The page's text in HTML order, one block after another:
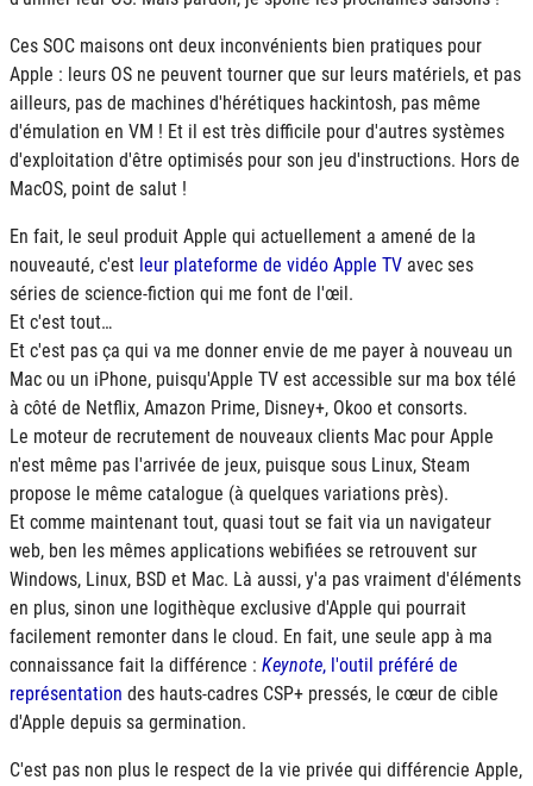
Ces SOC maisons ont deux inconvénients bien pratiques pour
Apple : leurs OS ne peuvent tourner que sur leurs matériels, et pas
ailleurs, pas de machines d'hérétiques hackintosh, pas même
d'émulation en VM ! Et il est très difficile pour d'autres systèmes
d'exploitation d'être optimisés pour son jeu d'instructions. Hors de
MacOS, point de salut !
En fait, le seul produit Apple qui actuellement a amené de la
nouveauté, c'est leur plateforme de vidéo Apple TV avec ses
séries de science-fiction qui me font de l'œil.
Et c'est tout…
Et c'est pas ça qui va me donner envie de me payer à nouveau un
Mac ou un iPhone, puisqu'Apple TV est accessible sur ma box télé
à côté de Netflix, Amazon Prime, Disney+, Okoo et consorts.
Le moteur de recrutement de nouveaux clients Mac pour Apple
n'est même pas l'arrivée de jeux, puisque sous Linux, Steam
propose le même catalogue (à quelques variations près).
Et comme maintenant tout, quasi tout se fait via un navigateur
web, ben les mêmes applications webifiées se retrouvent sur
Windows, Linux, BSD et Mac. Là aussi, y'a pas vraiment d'éléments
en plus, sinon une logithèque exclusive d'Apple qui pourrait
facilement remonter dans le cloud. En fait, une seule app à ma
connaissance fait la différence : Keynote, l'outil préféré de
représentation des hauts-cadres CSP+ pressés, le cœur de cible
d'Apple depuis sa germination.
C'est pas non plus le respect de la vie privée qui différencie Apple,